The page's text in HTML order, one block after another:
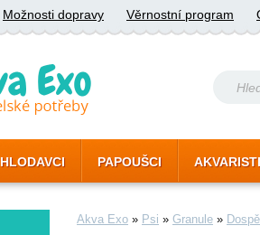
Možnosti dopravy Věrnostní program
HLODAVCI PAPOUŠCI
Akva Exo » Psi » Granule »